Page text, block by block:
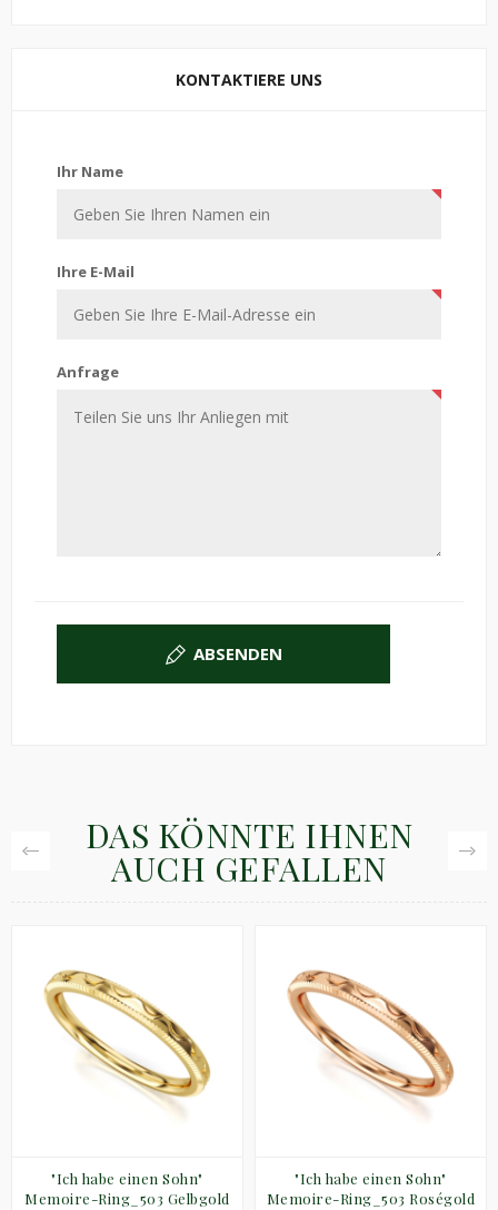
KONTAKTIERE UNS
Ihr Name
Ihre E-Mail
Anfrage
ABSENDEN
DAS KÖNNTE IHNEN
AUCH GEFALLEN
"Ich habe einen Sohn"
Memoire-Ring_503 Gelbgold
"Ich habe einen Sohn"
Memoire-Ring_503 Roségold